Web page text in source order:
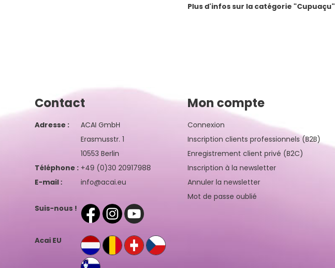
Plus d'infos sur la catégorie "Cupuaçu"
Contact
Adresse :
ACAI GmbH
Erasmusstr. 1
10553 Berlin
Téléphone : +49 (0)30 20917988
E-mail :
info@acai.eu
Suis-nous !
Acai EU
Mon compte
Connexion
Inscription clients professionnels (B2B)
Enregistrement client privé (B2C)
Inscription à la newsletter
Annuler la newsletter
Mot de passe oublié